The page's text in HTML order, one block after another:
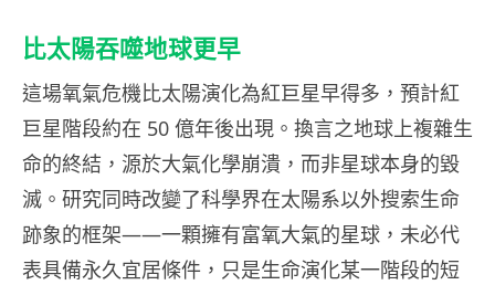
比太陽吞噬地球更早
這場氧氣危機比太陽演化為紅巨星早得多，預計紅
巨星階段約在 50 億年後出現。換言之地球上複雜生
命的終結，源於大氣化學崩潰，而非星球本身的毀
滅。研究同時改變了科學界在太陽系以外搜索生命
跡象的框架——一顆擁有富氧大氣的星球，未必代
表具備永久宜居條件，只是生命演化某一階段的短